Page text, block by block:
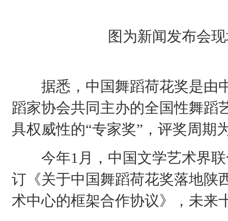
图为新闻发布会
据悉，中国舞蹈荷花奖是由
蹈家协会共同主办的全国性舞蹈
具权威性的“专家奖”，评奖周期
今年1月，中国文学艺术界联
订《关于中国舞蹈荷花奖落地陕
术中心的框架合作协议》，未来